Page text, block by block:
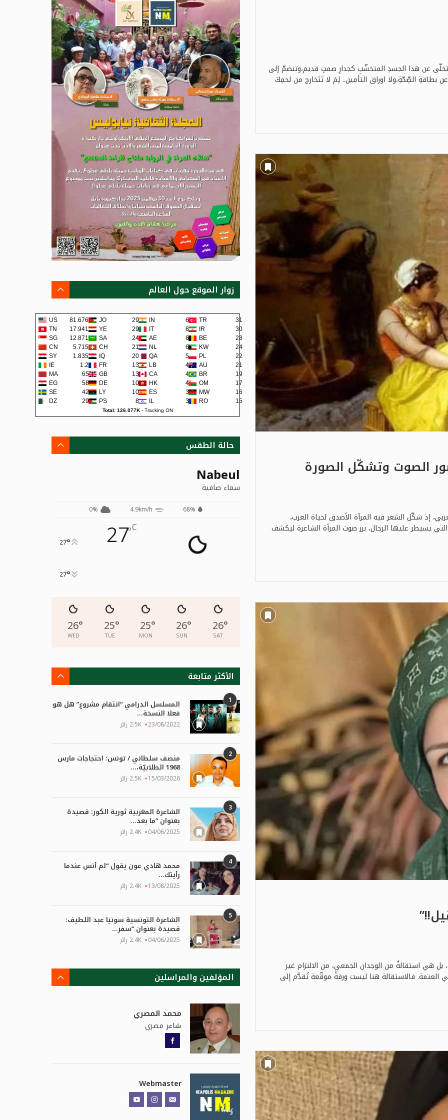
عن هذا الجسدِ المتخشّبِ كجدارِ صمتٍ قديم،وتنضمّ إلى
الصِّحّةِ،ولا اوراق التأمين.. لِمَ لا تَتَخارج من لحمِكَ
الصوت وتشكّل الصورة
إذ شكّل الشعر فيه المرآة الأصدق لحياة العرب،
يسيطر عليها الرجال، برز صوت المرأة الشاعرة ليكشف
هي استقالةٌ من الوجدان الجمعي، من الالتزام غير
العتمة. فالاستقالة هنا ليست ورقةً موقّعة تُقدَّم إلى
زوار الموقع حول العالم
US 81.676K JO 292 IN 68 TR
31
TN
17.941K YE 290 IT 62 IR
30
SG
12.871K SA 242 AE 62 BE
28
CN
5.715K CH 219 NL 60 KW
24
SY
1.835K IQ 200 QA 57 PL
22
IE
1.2K FR 138 LB 48 AU
21
MA
659 GB 133 CA 45 BR
19
EG
581 DE 108 HK 42 OM
17
SE
422 LY 105 ES 38 MW
16
DZ
295 PS 80 IL 36 RO 15
Total: 126.077K- Tracking ON
حالة الطقس
Nabeul
سماء صافية
68%
4.9km/h
0%
27°C
27°
27°
26°
SAT
26°
SUN
25°
MON
25°
TUE
26°
WED
الأكثر متابعة
1 المسلسل الدرامي “انتقام مشروع” هل هو
فعلا النسخة...
23/08/2022 2.5K زائر
2 منصف سلطاني / تونس: احتجاجات مارس
1968 الطلابيّة،...
15/03/2026 2.5K زائر
3 الشاعرة المغربية ثورية الكور: قصيدة
بعنوان “ما بعد...
04/06/2025 2.4K زائر
4 محمد هادي عون يقول “لم أنس عندما
رأيتك...
13/08/2025 2.4K زائر
5 الشاعرة التونسية سونيا عبد اللطيف:
قصيدة بعنوان “سفر...
04/06/2025 2.4K زائر
المؤلفين والمراسلين
محمد المصري
شاعر مصري
Webmaster